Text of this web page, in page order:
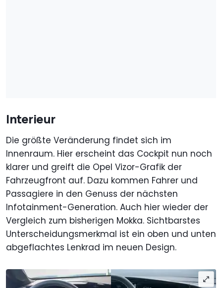
Interieur
Die größte Veränderung findet sich im
Innenraum. Hier erscheint das Cockpit nun noch
klarer und greift die Opel Vizor-Grafik der
Fahrzeugfront auf. Dazu kommen Fahrer und
Passagiere in den Genuss der nächsten
Infotainment-Generation. Auch hier wieder der
Vergleich zum bisherigen Mokka. Sichtbarstes
Unterscheidungsmerkmal ist ein oben und unten
abgeflachtes Lenkrad im neuen Design.